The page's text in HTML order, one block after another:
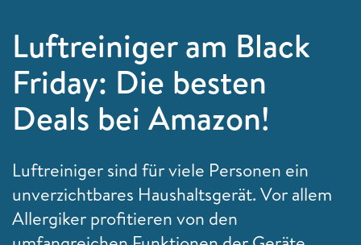
Luftreiniger am Black
Friday: Die besten
Deals bei Amazon!
Luftreiniger sind für viele Personen ein
unverzichtbares Haushaltsgerät. Vor allem
Allergiker profitieren von den